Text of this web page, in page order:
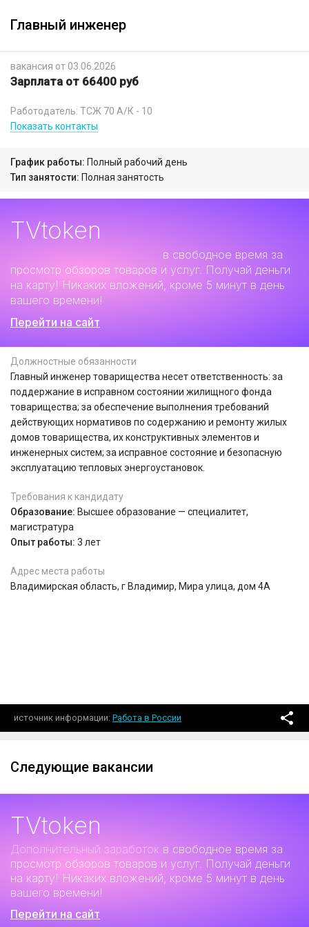
Главный инженер
вакансия от 03.06.2026
Зарплата от 66400 руб
Работодатель: ТСЖ 70 А/К - 10
Показать контакты
График работы: Полный рабочий день
Тип занятости: Полная занятость
TVtoken
в свободное время за
просмотр обзоров товаров и услуг. Получай деньги
на карту! Никаких вложений, кроме 5 минут в день
вашего времени!
Перейти на сайт
Должностные обязанности
Главный инженер товарищества несет ответственность: за
поддержание в исправном состоянии жилищного фонда
товарищества; за обеспечение выполнения требований
действующих нормативов по содержанию и ремонту жилых
домов товарищества, их конструктивных элементов и
инженерных систем; за исправное состояние и безопасную
эксплуатацию тепловых энергоустановок.
Требования к кандидату
Образование: Высшее образование — специалитет,
магистратура
Опыт работы: 3 лет
Адрес места работы
Владимирская область, г Владимир, Мира улица, дом 4А
источник информации Работа в России
Следующие вакансии
TVtoken
Дополнительный заработок в свободное время за
просмотр обзоров товаров и услуг. Получай деньги
на карту! Никаких вложений, кроме 5 минут в день
вашего времени!
Перейти на сайт